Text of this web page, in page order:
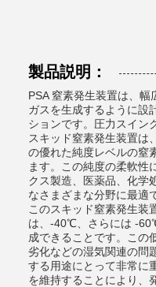
製品説明：
PSA 窒素発生装置は、
ガスを生成するように設
ションです。圧力スイン
スキッド窒素発生装置は
の優れた純度レベルの窒
ます。この純度の柔軟性
クス製造、医薬品、化学
なさまざまな分野に最適
このスキッド窒素発生装
は、-40℃、さらには -
成できることです。この
劣化などの湿気関連の問
する用途にとって非常に
を維持することにより、